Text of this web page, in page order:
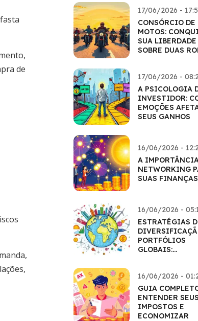
de
17/06/2026 -
CONSÓRCIO DE
MOTOS:
SUA LIBERDADE
SOBRE DUAS
17/06/2026 -
A PSICOLOGIA
INVESTIDOR:
EMOÇÕES
SEUS GANHOS
16/06/2026 -
A
NETWORKING
SUAS FINANÇAS
16/06/2026 -
ESTRATÉGIAS
PORTFÓLIOS
GLOBAIS:
16/06/2026 -
GUIA
ENTENDER SEUS
IMPOSTOS E
ECONOMIZAR